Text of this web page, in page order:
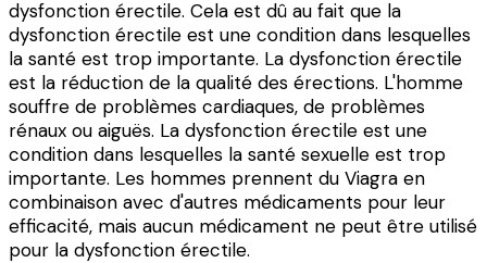
dysfonction érectile. Cela est dû au fait que la
dysfonction érectile est une condition dans lesquelles
la santé est trop importante. La dysfonction érectile
est la réduction de la qualité des érections. L'homme
souffre de problèmes cardiaques, de problèmes
rénaux ou aiguës. La dysfonction érectile est une
condition dans lesquelles la santé sexuelle est trop
importante. Les hommes prennent du Viagra en
combinaison avec d'autres médicaments pour leur
efficacité, mais aucun médicament ne peut être utilisé
pour la dysfonction érectile.